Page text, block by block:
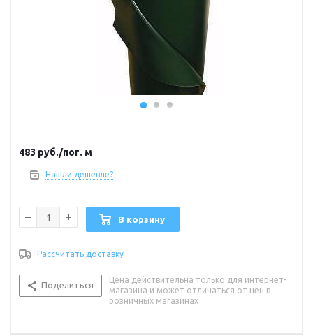
483 руб./пог. м
Нашли дешевле?
В корзину
Рассчитать доставку
Поделиться
Цена действительна только для интернет-
магазина и может отличаться от цен в
розничных магазинах